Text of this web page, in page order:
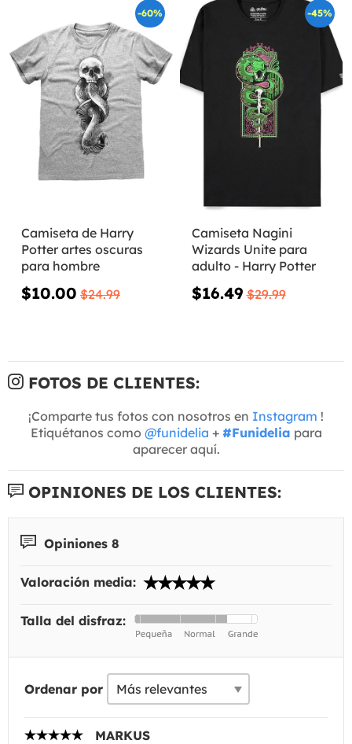
-60%
Camiseta de Harry
Potter artes oscuras
para hombre
$10.00 $24.99
-45%
Camiseta Nagini
Wizards Unite para
adulto - Harry Potter
$16.49 $29.99
FOTOS DE CLIENTES:
¡Comparte tus fotos con nosotros en Instagram !
Etiquétanos como @funidelia + #Funidelia para
aparecer aquí.
OPINIONES DE LOS CLIENTES:
Opiniones 8
Valoración media:
Talla del disfraz:
Ordenar por
MARKUS